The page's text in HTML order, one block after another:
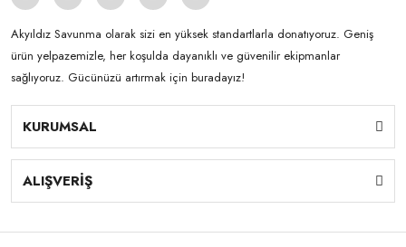
Akyıldız Savunma olarak sizi en yüksek standartlarla donatıyoruz. Geniş
ürün yelpazemizle, her koşulda dayanıklı ve güvenilir ekipmanlar
sağlıyoruz. Gücünüzü artırmak için buradayız!
KURUMSAL
ALIŞVERİŞ